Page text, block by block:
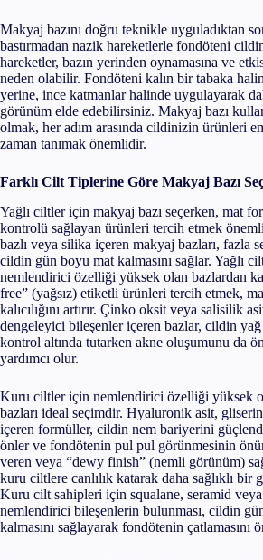
Makyaj bazını doğru teknikle uyguladıktan
bastırmadan nazik hareketlerle fondöteni
hareketler, bazın yerinden oynamasına ve
neden olabilir. Fondöteni kalın bir tabaka
yerine, ince katmanlar halinde uygulayarak
görünüm elde edebilirsiniz. Makyaj bazı
olmak, her adım arasında cildinizin ürünleri
zaman tanımak önemlidir.
Farklı Cilt Tiplerine Göre Makyaj Bazı
Yağlı ciltler için makyaj bazı seçerken, mat
kontrolü sağlayan ürünleri tercih etmek
bazlı veya silika içeren makyaj bazları, fazla
cildin gün boyu mat kalmasını sağlar. Yağlı
nemlendirici özelliği yüksek olan bazlardan
free” (yağsız) etiketli ürünleri tercih etmek,
kalıcılığını artırır. Çinko oksit veya salisilik
dengeleyici bileşenler içeren bazlar, cildin
kontrol altında tutarken akne oluşumunu da
yardımcı olur.
Kuru ciltler için nemlendirici özelliği yüksek
bazları ideal seçimdir. Hyaluronik asit,
içeren formüller, cildin nem bariyerini
önler ve fondötenin pul pul görünmesinin
veren veya “dewy finish” (nemli görünüm)
kuru ciltlere canlılık katarak daha sağlıklı bir
Kuru cilt sahipleri için squalane, seramid veya
nemlendirici bileşenlerin bulunması, cildin
kalmasını sağlayarak fondötenin çatlamasını